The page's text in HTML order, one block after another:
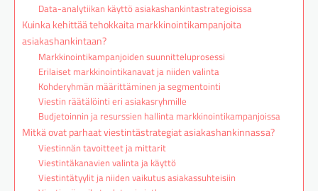
Data-analytiikan käyttö asiakashankintastrategioissa
Kuinka kehittää tehokkaita markkinointikampanjoita
asiakashankintaan?
Markkinointikampanjoiden suunnitteluprosessi
Erilaiset markkinointikanavat ja niiden valinta
Kohderyhmän määrittäminen ja segmentointi
Viestin räätälöinti eri asiakasryhmille
Budjetoinnin ja resurssien hallinta markkinointikampanjoissa
Mitkä ovat parhaat viestintästrategiat asiakashankinnassa?
Viestinnän tavoitteet ja mittarit
Viestintäkanavien valinta ja käyttö
Viestintätyylit ja niiden vaikutus asiakassuhteisiin